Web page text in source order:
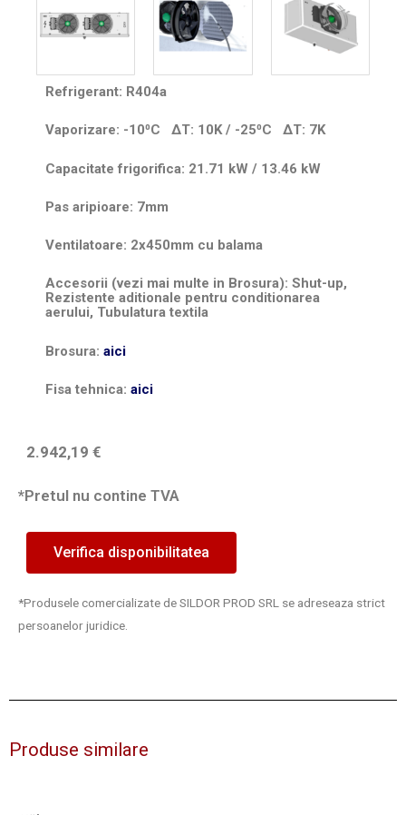
Refrigerant: R404a
Vaporizare: -10⁰C ΔT: 10K / -25⁰C ΔT: 7K
Capacitate frigorifica: 21.71 kW / 13.46 kW
Pas aripioare: 7mm
Ventilatoare: 2x450mm cu balama
Accesorii (vezi mai multe in Brosura): Shut-up,
Rezistente aditionale pentru conditionarea
aerului, Tubulatura textila
Brosura: aici
Fisa tehnica: aici
2.942,19 €
*Pretul nu contine TVA
Verifica disponibilitatea
*Produsele comercializate de SILDOR PROD SRL se adreseaza strict
persoanelor juridice.
Produse similare